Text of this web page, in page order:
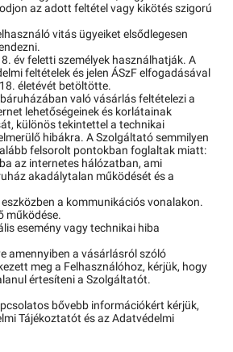
az adott feltétel vagy kikötés szigorú
vitás ügyeiket elsődlegesen
év feletti személyek használhatják. A
feltételek és jelen ÁSzF elfogadásával
életévét betöltötte.
való vásárlás feltételezi a
lehetőségeinek és korlátainak
különös tekintettel a technikai
hibákra. A Szolgáltató semmilyen
felsorolt pontokban foglaltak miatt:
az internetes hálózatban, ami
akadálytalan működését és a
a kommunikációs vonalakon.
működése.
esemény vagy technikai hiba
amennyiben a vásárlásról szóló
meg a Felhasználóhoz, kérjük, hogy
értesíteni a Szolgáltatót.
bővebb információkért kérjük,
Tájékoztatót és az Adatvédelmi